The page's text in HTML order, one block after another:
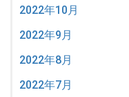
2022年10月
2022年9月
2022年8月
2022年7月